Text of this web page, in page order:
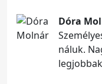
Dóra
náluk.